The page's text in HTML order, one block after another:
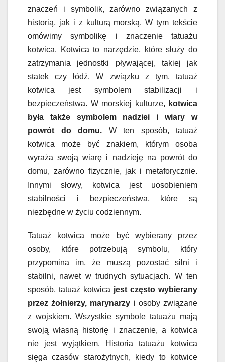
znaczeń i symbolik, zarówno związanych z
historią, jak i z kulturą morską. W tym tekście
omówimy symbolikę i znaczenie tatuażu
kotwica. Kotwica to narzędzie, które służy do
zatrzymania jednostki pływającej, takiej jak
statek czy łódź. W związku z tym, tatuaż
kotwica jest symbolem stabilizacji i
bezpieczeństwa. W morskiej kulturze, kotwica
była także symbolem nadziei i wiary w
powrót do domu. W ten sposób, tatuaż
kotwica może być znakiem, którym osoba
wyraża swoją wiarę i nadzieję na powrót do
domu, zarówno fizycznie, jak i metaforycznie.
Innymi słowy, kotwica jest uosobieniem
stabilności i bezpieczeństwa, które są
niezbędne w życiu codziennym.
Tatuaż kotwica może być wybierany przez
osoby, które potrzebują symbolu, który
przypomina im, że muszą pozostać silni i
stabilni, nawet w trudnych sytuacjach. W ten
sposób, tatuaż kotwica jest często wybierany
przez żołnierzy, marynarzy i osoby związane
z wojskiem. Wszystkie symbole tatuażu mają
swoją własną historię i znaczenie, a kotwica
nie jest wyjątkiem. Historia tatuażu kotwica
sięga czasów starożytnych, kiedy to kotwice